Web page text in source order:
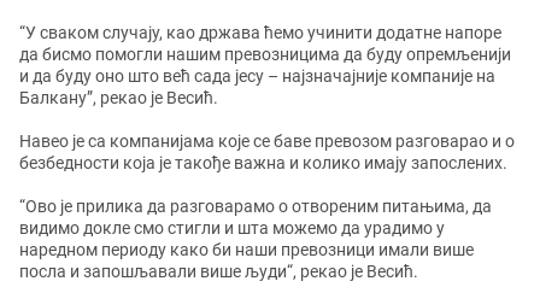
“У сваком случају, као држава ћемо учинити додатне напоре
да бисмо помогли нашим превозницима да буду опремљенији
и да буду оно што већ сада јесу – најзначајније компаније на
Балкану”, рекао је Весић.
Навео је са компанијама које се баве превозом разговарао и о
безбедности која је такође важна и колико имају запослених.
“Ово је прилика да разговарамо о отвореним питањима, да
видимо докле смо стигли и шта можемо да урадимо у
наредном периоду како би наши превозници имали више
посла и запошљавали више људи“, рекао је Весић.